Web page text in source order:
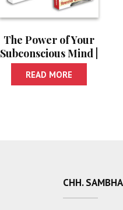
The Power of Your
Subconscious Mind |
As A Man Thinketh
READ MORE
CHH.